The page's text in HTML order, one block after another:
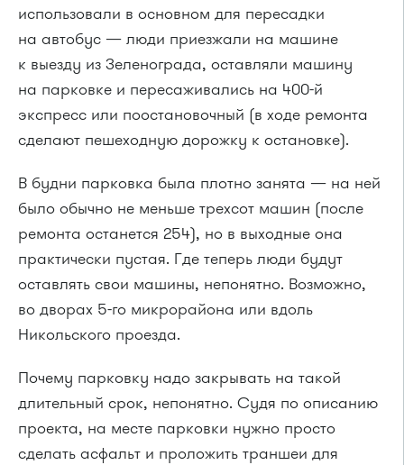
использовали в основном для пересадки
на автобус — люди приезжали на машине
к выезду из Зеленограда, оставляли машину
на парковке и пересаживались на 400-й
экспресс или поостановочный (в ходе ремонта
сделают пешеходную дорожку к остановке).
В будни парковка была плотно занята — на ней
было обычно не меньше трехсот машин (после
ремонта останется 254), но в выходные она
практически пустая. Где теперь люди будут
оставлять свои машины, непонятно. Возможно,
во дворах 5-го микрорайона или вдоль
Никольского проезда.
Почему парковку надо закрывать на такой
длительный срок, непонятно. Судя по описанию
проекта, на месте парковки нужно просто
сделать асфальт и проложить траншеи для